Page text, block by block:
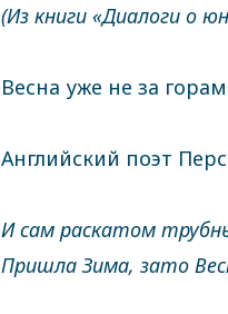
(Из книги «Диалоги о
Весна уже не за
Английский поэт
И сам раскатом
Пришла Зима, зато